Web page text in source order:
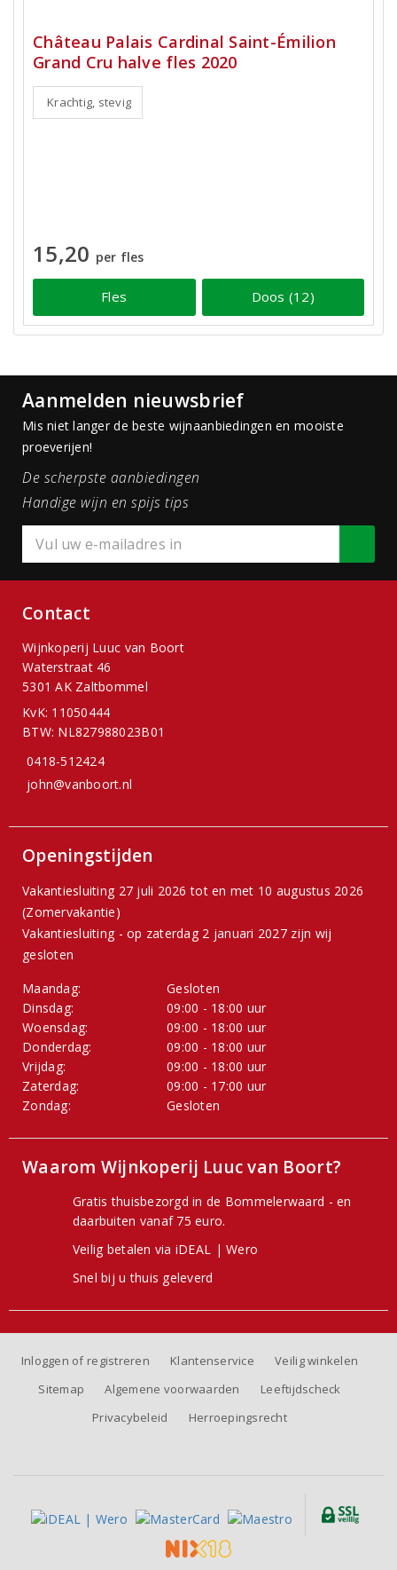
Château Palais Cardinal Saint-Émilion
Grand Cru halve fles 2020
Krachtig, stevig
15,20 per fles
Fles Doos (12)
Aanmelden nieuwsbrief
Mis niet langer de beste wijnaanbiedingen en mooiste
proeverijen!
De scherpste aanbiedingen
Handige wijn en spijs tips
Contact
Wijnkoperij Luuc van Boort
Waterstraat 46
5301 AK Zaltbommel
KvK: 11050444
BTW: NL827988023B01
0418-512424
john@vanboort.nl
Openingstijden
Vakantiesluiting 27 juli 2026 tot en met 10 augustus 2026
(Zomervakantie)
Vakantiesluiting - op zaterdag 2 januari 2027 zijn wij
gesloten
Maandag:
Gesloten
Dinsdag:
09:00 - 18:00 uur
Woensdag:
09:00 - 18:00 uur
Donderdag:
09:00 - 18:00 uur
Vrijdag:
09:00 - 18:00 uur
Zaterdag:
09:00 - 17:00 uur
Zondag:
Gesloten
Waarom Wijnkoperij Luuc van Boort?
Gratis thuisbezorgd in de Bommelerwaard - en
daarbuiten vanaf 75 euro.
Veilig betalen via iDEAL | Wero
Snel bij u thuis geleverd
Inloggen of registreren Klantenservice
Veilig winkelen
Sitemap
Algemene voorwaarden
Leeftijdscheck
Privacybeleid
Herroepingsrecht